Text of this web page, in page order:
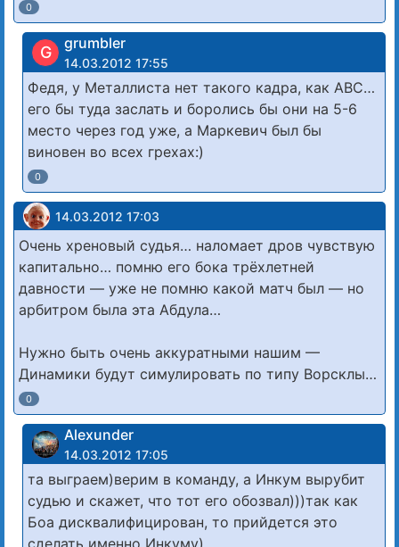
0
G grumbler
14.03.2012 17:55
Федя, у Металлиста нет такого кадра, как АВС…
его бы туда заслать и боролись бы они на 5-6
место через год уже, а Маркевич был бы
виновен во всех грехах:)
0
14.03.2012 17:03
Очень хреновый судья… наломает дров чувствую
капитально… помню его бока трёхлетней
давности — уже не помню какой матч был — но
арбитром была эта Абдула…
Нужно быть очень аккуратными нашим —
Динамики будут симулировать по типу Ворсклы…
0
Alexunder
14.03.2012 17:05
та выграем)верим в команду, а Инкум вырубит
судью и скажет, что тот его обозвал)))так как
Боа дисквалифицирован, то прийдется это